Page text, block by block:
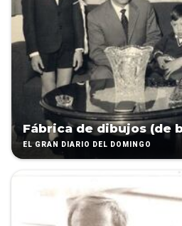
Fábrica de dibujos (de
EL GRAN DIARIO DEL DOMINGO